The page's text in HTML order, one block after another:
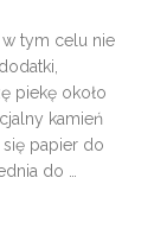
w tym celu nie
piekę około
kamień
papier do
do …